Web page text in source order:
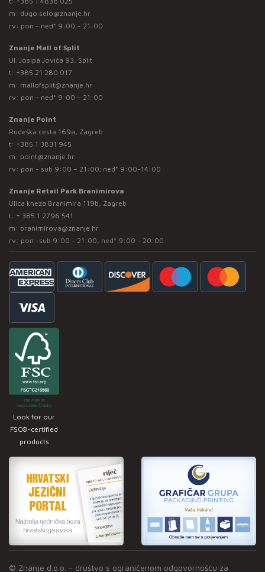
m: dugo.selo@znanje.hr
rv: pon - ned* 9:00 – 21:00
Znanje Mall of Split
Ul. Josipa Jovića 93, Split
t: +385 21 280 017
m: mallofsplit@znanje.hr
rv: pon - ned* 9:00 – 21:00
Znanje Point
Rudeška cesta 169a, Zagreb
t: +385 1 3831 945
m: point@znanje.hr
rv: pon - sub 9:00 – 21:00; ned* 9:00-14:00
Znanje Retail Park Branimirova
Ulica kneza Branimira 119b, Zagreb
t: + 385 1 2796 541
m: branimirova@znanje.hr
rv: pon -sub 9:00 - 21:00, ned* 9:00 - 20:00
Look for our
FSC®-certified
products
© Znanje d.o.o. - društvo s ograničenom odgovornošću za